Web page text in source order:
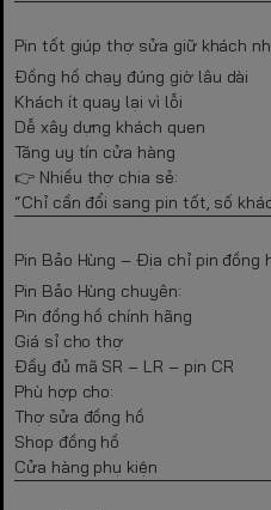
Pin tốt giúp thợ sửa giữ khách
Đồng hồ chạy đúng giờ lâu dài
Khách ít quay lại vì lỗi
Dễ xây dựng khách quen
Tăng uy tín cửa hàng
👉 Nhiều thợ chia sẻ:
“Chỉ cần đổi sang pin tốt, số
Pin Bảo Hùng – Địa chỉ pin đồng
Pin Bảo Hùng chuyên:
Pin đồng hồ chính hãng
Giá sỉ cho thợ
Đầy đủ mã SR – LR – pin CR
Phù hợp cho:
Thợ sửa đồng hồ
Shop đồng hồ
Cửa hàng phụ kiện